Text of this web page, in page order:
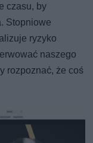
czasu, by
Stopniowe
ryzyko
naszego
rozpoznać, że coś